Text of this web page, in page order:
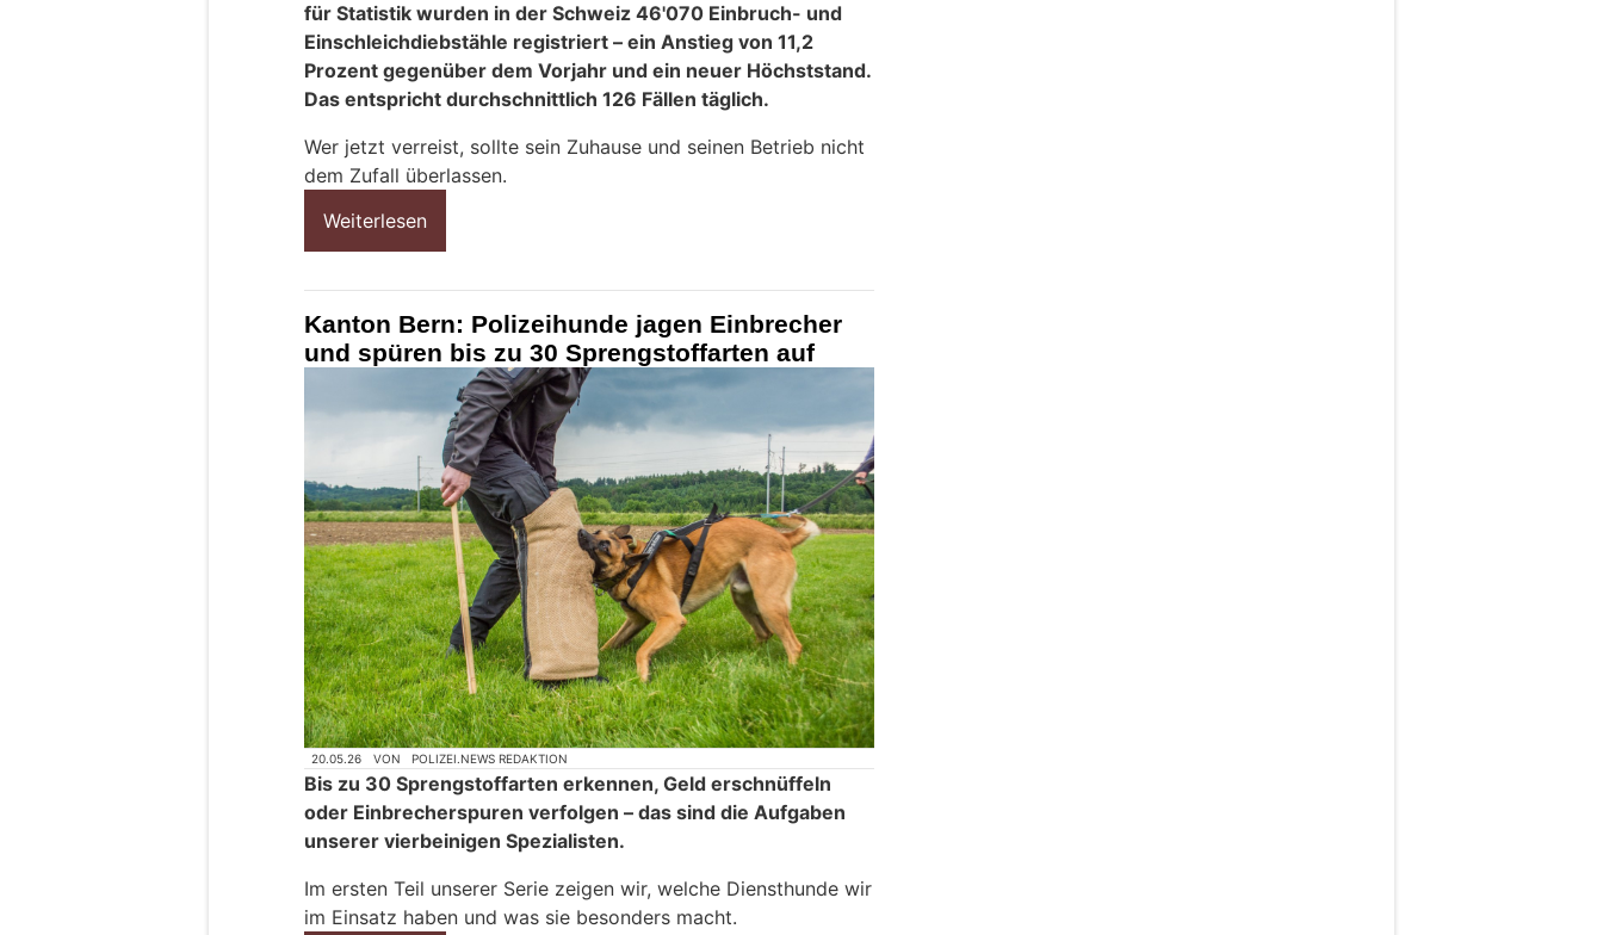
für Statistik wurden in der Schweiz 46'070 Einbruch- und
Einschleichdiebstähle registriert – ein Anstieg von 11,2
Prozent gegenüber dem Vorjahr und ein neuer Höchststand.
Das entspricht durchschnittlich 126 Fällen täglich.
Wer jetzt verreist, sollte sein Zuhause und seinen Betrieb nicht
dem Zufall überlassen.
Weiterlesen
Kanton Bern: Polizeihunde jagen Einbrecher
und spüren bis zu 30 Sprengstoffarten auf
20.05.26 VON POLIZEI.NEWS REDAKTION
Bis zu 30 Sprengstoffarten erkennen, Geld erschnüffeln
oder Einbrecherspuren verfolgen – das sind die Aufgaben
unserer vierbeinigen Spezialisten.
Im ersten Teil unserer Serie zeigen wir, welche Diensthunde wir
im Einsatz haben und was sie besonders macht.